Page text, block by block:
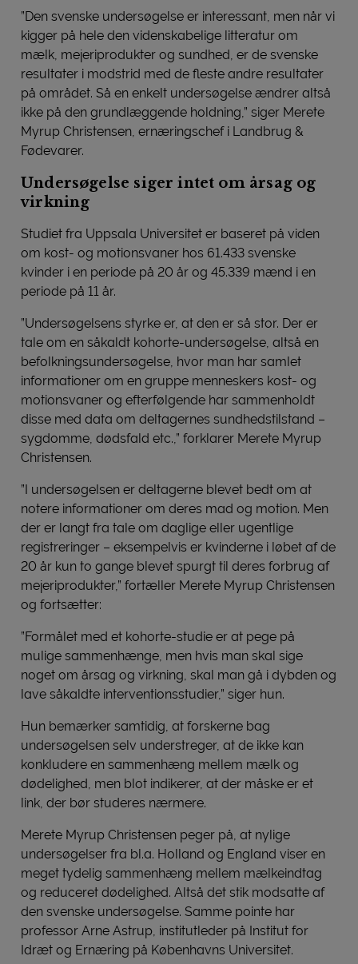
”Den svenske undersøgelse er interessant, men når vi
kigger på hele den videnskabelige litteratur om
mælk, mejeriprodukter og sundhed, er de svenske
resultater i modstrid med de fleste andre resultater
på området. Så en enkelt undersøgelse ændrer altså
ikke på den grundlæggende holdning,” siger Merete
Myrup Christensen, ernæringschef i Landbrug &
Fødevarer.
Undersøgelse siger intet om årsag og
virkning
Studiet fra Uppsala Universitet er baseret på viden
om kost- og motionsvaner hos 61.433 svenske
kvinder i en periode på 20 år og 45.339 mænd i en
periode på 11 år.
”Undersøgelsens styrke er, at den er så stor. Der er
tale om en såkaldt kohorte-undersøgelse, altså en
befolkningsundersøgelse, hvor man har samlet
informationer om en gruppe menneskers kost- og
motionsvaner og efterfølgende har sammenholdt
disse med data om deltagernes sundhedstilstand –
sygdomme, dødsfald etc.,” forklarer Merete Myrup
Christensen.
”I undersøgelsen er deltagerne blevet bedt om at
notere informationer om deres mad og motion. Men
der er langt fra tale om daglige eller ugentlige
registreringer – eksempelvis er kvinderne i løbet af de
20 år kun to gange blevet spurgt til deres forbrug af
mejeriprodukter,” fortæller Merete Myrup Christensen
og fortsætter:
”Formålet med et kohorte-studie er at pege på
mulige sammenhænge, men hvis man skal sige
noget om årsag og virkning, skal man gå i dybden og
lave såkaldte interventionsstudier,” siger hun.
Hun bemærker samtidig, at forskerne bag
undersøgelsen selv understreger, at de ikke kan
konkludere en sammenhæng mellem mælk og
dødelighed, men blot indikerer, at der måske er et
link, der bør studeres nærmere.
Merete Myrup Christensen peger på, at nylige
undersøgelser fra bl.a. Holland og England viser en
meget tydelig sammenhæng mellem mælkeindtag
og reduceret dødelighed. Altså det stik modsatte af
den svenske undersøgelse. Samme pointe har
professor Arne Astrup, institutleder på Institut for
Idræt og Ernæring på Københavns Universitet.